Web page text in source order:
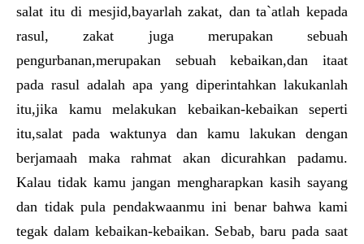
salat itu di mesjid,bayarlah zakat, dan ta`atlah kepada
rasul, zakat juga merupakan sebuah
pengurbanan,merupakan sebuah kebaikan,dan itaat
pada rasul adalah apa yang diperintahkan lakukanlah
itu,jika kamu melakukan kebaikan-kebaikan seperti
itu,salat pada waktunya dan kamu lakukan dengan
berjamaah maka rahmat akan dicurahkan padamu.
Kalau tidak kamu jangan mengharapkan kasih sayang
dan tidak pula pendakwaanmu ini benar bahwa kami
tegak dalam kebaikan-kebaikan. Sebab, baru pada saat